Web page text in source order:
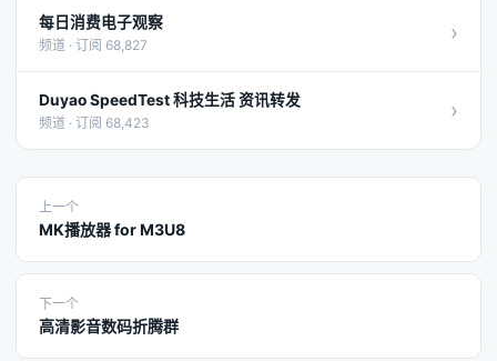
每日消费电子观察
频道 · 订阅 68,827 ›
Duyao SpeedTest 科技生活 资讯转发
频道 · 订阅 68,423 ›
上一个
MK播放器 for M3U8
下一个
高清影音数码折腾群